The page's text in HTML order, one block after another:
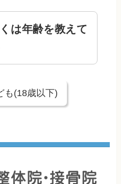
は年齢を教えて
も(18歳以下)